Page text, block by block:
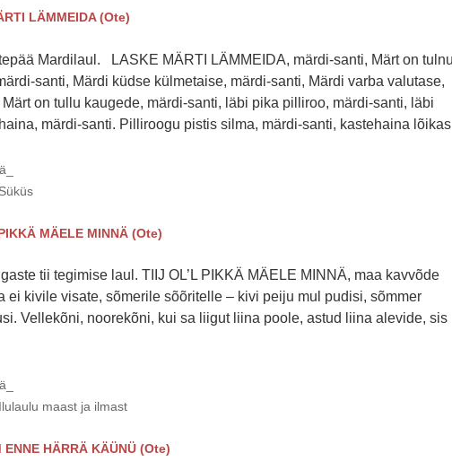
LÄMMEIDA (Ote)
Mardilaul. LASKE MÄRTI LÄMMEIDA, märdi-santi, Märt on
santi, Märdi küdse külmetaise, märdi-santi, Märdi varba valutase,
on tullu kaugede, märdi-santi, läbi pika pilliroo, märdi-santi, läbi
märdi-santi. Pilliroogu pistis silma, märdi-santi, kastehaina lõikas
Süküs
MÄELE MINNÄ (Ote)
tii tegimise laul. TIIJ OL’L PIKKÄ MÄELE MINNÄ, maa kavvõde
ei kivile visate, sõmerile sõõritelle – kivi peiju mul pudisi, sõmmer
Vellekõni, noorekõni, kui sa liigut liina poole, astud liina alevide, sis
Ilulaulu maast ja ilmast
ENNE HÄRRÄ KÄÜNÜ (Ote)